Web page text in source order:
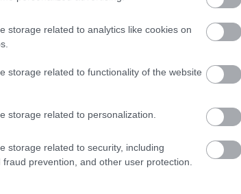
storage related to analytics like cookies on
storage related to functionality of the website
storage related to personalization.
storage related to security, including
prevention, and other user protection.
a mesterséges intelligencia, a nagyvállalati
alapot kínálnak az ügyfelek számára az
Ingram Micro juttatja el a vállalkozásokat
a SUSE megoldásait. További
Új hír
Hírek listája